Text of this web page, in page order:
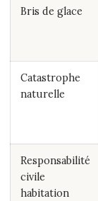
Bris de glace
Catastrophe
naturelle
Responsabilité
civile
habitation